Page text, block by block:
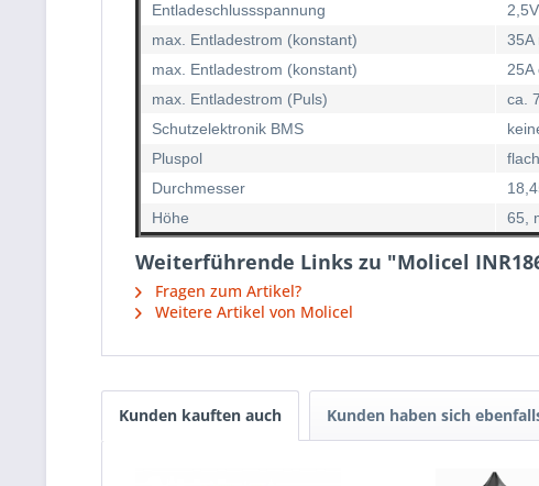
Entladeschlussspannung
2,5V
max. Entladestrom (konstant)
35A
max. Entladestrom (konstant)
25A
max. Entladestrom (Puls)
ca.
Schutzelektronik BMS
Pluspol
Durchmesser
Höhe
65,
Weiterführende Links zu "Molicel
Fragen zum Artikel?
Weitere Artikel von Molicel
Kunden kauften auch Kunden haben sich